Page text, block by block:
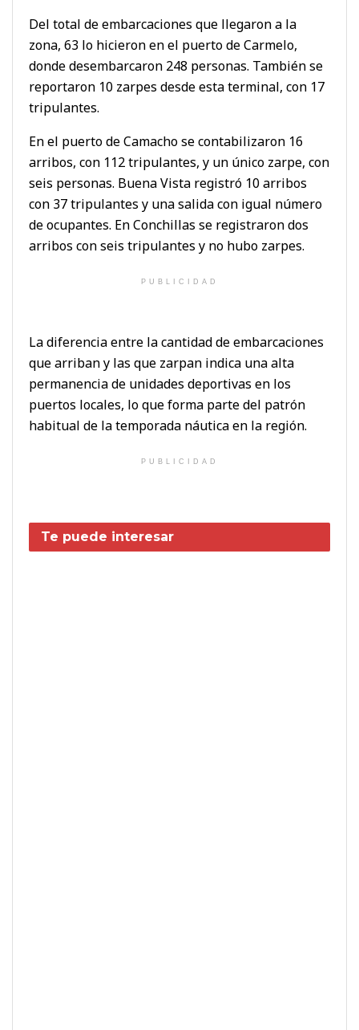
Del total de embarcaciones que llegaron a la
zona, 63 lo hicieron en el puerto de Carmelo,
donde desembarcaron 248 personas. También se
reportaron 10 zarpes desde esta terminal, con 17
tripulantes.
En el puerto de Camacho se contabilizaron 16
arribos, con 112 tripulantes, y un único zarpe, con
seis personas. Buena Vista registró 10 arribos
con 37 tripulantes y una salida con igual número
de ocupantes. En Conchillas se registraron dos
arribos con seis tripulantes y no hubo zarpes.
PUBLICIDAD
La diferencia entre la cantidad de embarcaciones
que arriban y las que zarpan indica una alta
permanencia de unidades deportivas en los
puertos locales, lo que forma parte del patrón
habitual de la temporada náutica en la región.
PUBLICIDAD
Te puede interesar